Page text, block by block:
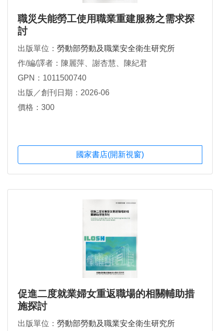
職災失能勞工使用職業重建服務之需求探
討
出版單位： 勞動部勞動及職業安全衛生研究所
作/編/譯者：陳麗萍、謝杏慧、陳紀君
GPN：1011500740
出版／創刊日期：2026-06
價格：300
國家書店(開新視窗)
促進二度就業婦女重返職場的相關輔助措
施探討
出版單位： 勞動部勞動及職業安全衛生研究所